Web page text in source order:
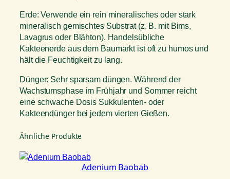
Erde: Verwende ein rein mineralisches oder stark
mineralisch gemischtes Substrat (z. B. mit Bims,
Lavagrus oder Blähton). Handelsübliche
Kakteenerde aus dem Baumarkt ist oft zu humos und
hält die Feuchtigkeit zu lang.
Dünger: Sehr sparsam düngen. Während der
Wachstumsphase im Frühjahr und Sommer reicht
eine schwache Dosis Sukkulenten- oder
Kakteendünger bei jedem vierten Gießen.
Ähnliche Produkte
Adenium Baobab